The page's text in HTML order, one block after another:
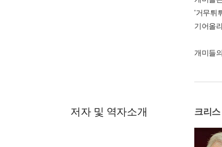
'거무튀
기어올
개미들
저자 및 역자소개 크리